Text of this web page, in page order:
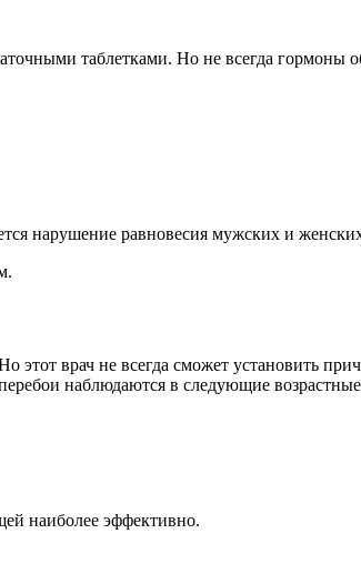
таблетками. Но не всегда
нарушение равновесия мужских и
этот врач не всегда сможет установить
наблюдаются в следующие
наиболее эффективно.